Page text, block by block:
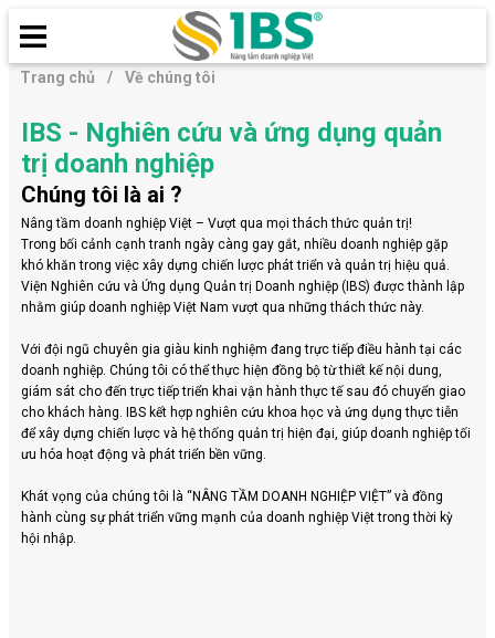
Trang chủ / Về chúng tôi
IBS - Nghiên cứu và ứng dụng quản
trị doanh nghiệp
Chúng tôi là ai ?
Nâng tầm doanh nghiệp Việt – Vượt qua mọi thách thức quản trị!
Trong bối cảnh cạnh tranh ngày càng gay gắt, nhiều doanh nghiệp gặp
khó khăn trong việc xây dựng chiến lược phát triển và quản trị hiệu quả.
Viện Nghiên cứu và Ứng dụng Quản trị Doanh nghiệp (IBS) được thành lập
nhằm giúp doanh nghiệp Việt Nam vượt qua những thách thức này.
Với đội ngũ chuyên gia giàu kinh nghiệm đang trực tiếp điều hành tại các
doanh nghiệp. Chúng tôi có thể thực hiện đồng bộ từ thiết kế nội dung,
giám sát cho đến trực tiếp triển khai vận hành thực tế sau đó chuyển giao
cho khách hàng. IBS kết hợp nghiên cứu khoa học và ứng dụng thực tiễn
để xây dựng chiến lược và hệ thống quản trị hiện đại, giúp doanh nghiệp tối
ưu hóa hoạt động và phát triển bền vững.
Khát vọng của chúng tôi là “NÂNG TẦM DOANH NGHIỆP VIỆT” và đồng
hành cùng sự phát triển vững mạnh của doanh nghiệp Việt trong thời kỳ
hội nhập.